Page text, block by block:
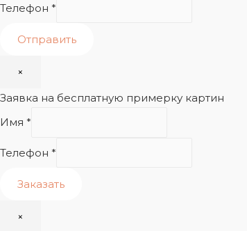
Телефон *
Отправить
×
Заявка на бесплатную примерку картин
Имя *
Телефон *
Заказать
×